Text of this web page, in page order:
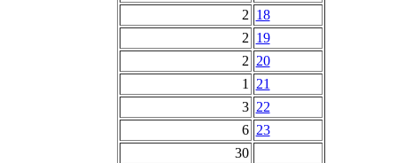
2 18
2 19
2 20
1
21
3 22
6 23
30